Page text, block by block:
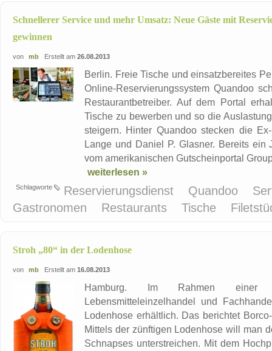
Schnellerer Service und mehr Umsatz: Neue Gäste mit
gewinnen
von mb Erstellt am 26.08.2013
Berlin. Freie Tische und einsatzbereites
Online-Reservierungssystem Quandoo
Restaurantbetreiber. Auf dem Portal
Tische zu bewerben und so die
steigern. Hinter Quandoo stecken die
Lange und Daniel P. Glasner. Bereits
vom amerikanischen Gutscheinportal
weiterlesen »
Schlagworte Reservierungsdienst Quandoo
Gastronomen
Restaurants Tische
Stroh „80“ in der Lodenhose
von mb Erstellt am 16.08.2013
Hamburg. Im Rahmen einer
Lebensmitteleinzelhandel und
Lodenhose erhältlich. Das berichtet
Mittels der zünftigen Lodenhose will man
Schnapses unterstreichen. Mit dem